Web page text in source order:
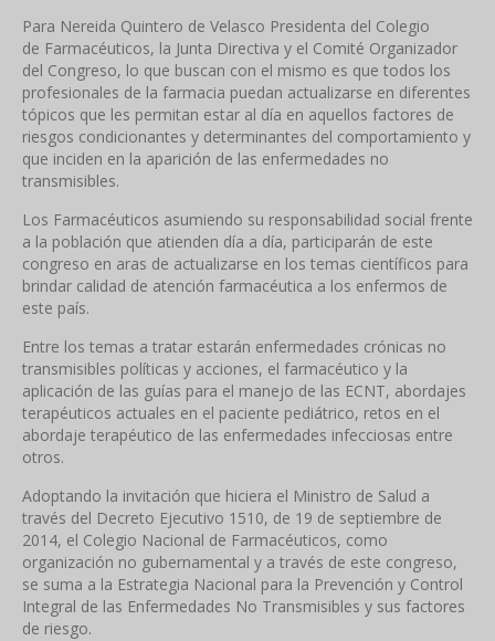
Para Nereida Quintero de Velasco Presidenta del Colegio
de Farmacéuticos, la Junta Directiva y el Comité Organizador
del Congreso, lo que buscan con el mismo es que todos los
profesionales de la farmacia puedan actualizarse en diferentes
tópicos que les permitan estar al día en aquellos factores de
riesgos condicionantes y determinantes del comportamiento y
que inciden en la aparición de las enfermedades no
transmisibles.
Los Farmacéuticos asumiendo su responsabilidad social frente
a la población que atienden día a día, participarán de este
congreso en aras de actualizarse en los temas científicos para
brindar calidad de atención farmacéutica a los enfermos de
este país.
Entre los temas a tratar estarán enfermedades crónicas no
transmisibles políticas y acciones, el farmacéutico y la
aplicación de las guías para el manejo de las ECNT, abordajes
terapéuticos actuales en el paciente pediátrico, retos en el
abordaje terapéutico de las enfermedades infecciosas entre
otros.
Adoptando la invitación que hiciera el Ministro de Salud a
través del Decreto Ejecutivo 1510, de 19 de septiembre de
2014, el Colegio Nacional de Farmacéuticos, como
organización no gubernamental y a través de este congreso,
se suma a la Estrategia Nacional para la Prevención y Control
Integral de las Enfermedades No Transmisibles y sus factores
de riesgo.